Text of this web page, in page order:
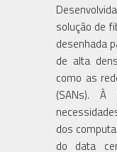
solução de
desenhada
de alta
como as
(SANs). À
dos
do data